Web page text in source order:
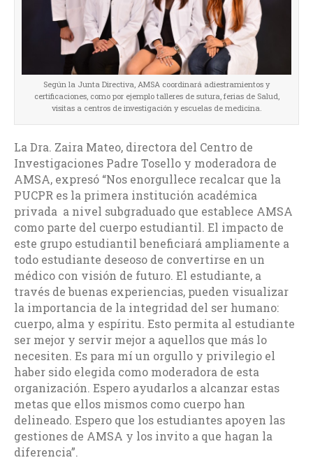
Según la Junta Directiva, AMSA coordinará adiestramientos y
certificaciones, como por ejemplo talleres de sutura, ferias de Salud,
visitas a centros de investigación y escuelas de medicina.
La Dra. Zaira Mateo, directora del Centro de
Investigaciones Padre Tosello y moderadora de
AMSA, expresó “Nos enorgullece recalcar que la
PUCPR es la primera institución académica
privada a nivel subgraduado que establece AMSA
como parte del cuerpo estudiantil. El impacto de
este grupo estudiantil beneficiará ampliamente a
todo estudiante deseoso de convertirse en un
médico con visión de futuro. El estudiante, a
través de buenas experiencias, pueden visualizar
la importancia de la integridad del ser humano:
cuerpo, alma y espíritu. Esto permita al estudiante
ser mejor y servir mejor a aquellos que más lo
necesiten. Es para mí un orgullo y privilegio el
haber sido elegida como moderadora de esta
organización. Espero ayudarlos a alcanzar estas
metas que ellos mismos como cuerpo han
delineado. Espero que los estudiantes apoyen las
gestiones de AMSA y los invito a que hagan la
diferencia”.